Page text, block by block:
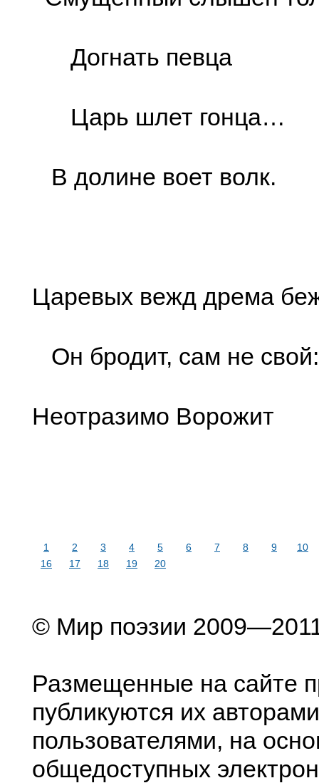
Догнать певца
Царь шлет гонца…
В долине воет волк.
Царевых вежд дрема
Он бродит, сам не свой:
Неотразимо Ворожит
1 2 3 4 5 6 7 8 9
10
16
17 18 19 20
© Мир поэзии
Размещенные на сайте
публикуются их
пользователями, на
общедоступных